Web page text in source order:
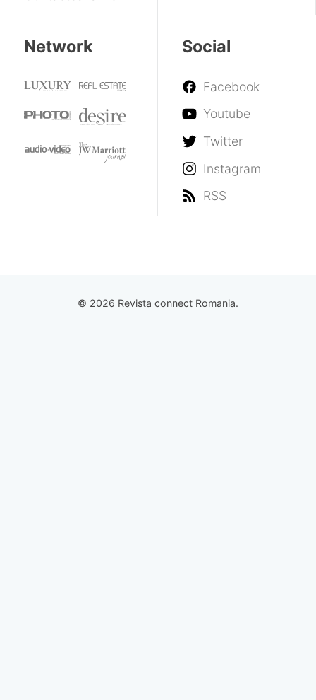
Network Social
Facebook
Youtube
Twitter
Instagram
RSS
© 2026 Revista connect Romania.